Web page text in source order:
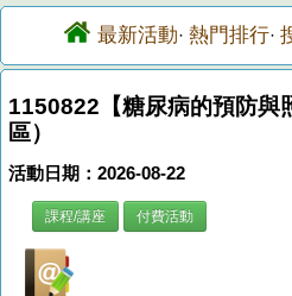
最新活動· 熱門排行·
1150822【糖尿病的預防與
區）
活動日期：2026-08-22
課程/講座 付費活動